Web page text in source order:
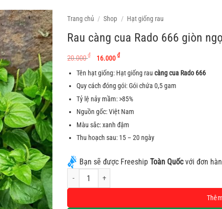
Trang chủ / Shop / Hạt giống rau
Rau càng cua Rado 666 giòn
20.000₫ Giá gốc là: 20.000 ₫.
16.000₫Giá hiện tại là: 16.000
Tên hạt giống: Hạt giống rau càng cua Rado 666
Quy cách đóng gói: Gói chứa 0,5 gam
Tỷ lệ nảy mầm: >85%
Nguồn gốc: Việt Nam
Màu sắc: xanh đậm
Thu hoạch sau: 15 – 20 ngày
Bạn sẽ được FreeshipToàn Quốcvới đơn
Rau càng cua Rado 666 giòn ngọt, dễ trồng và chăm sóc
Alternative: